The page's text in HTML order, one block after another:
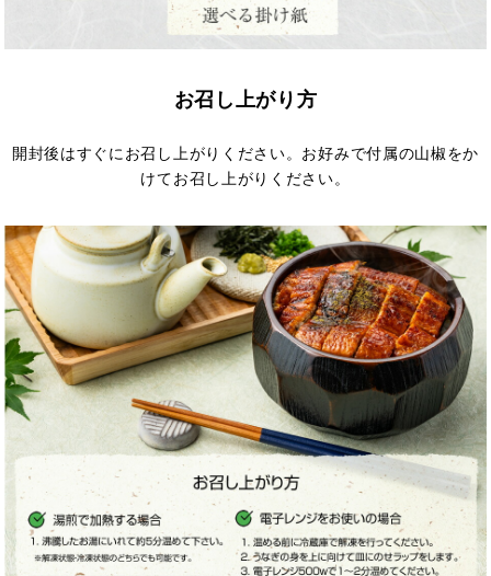
お召し上がり方
開封後はすぐにお召し上がりください。お好みで付属の山椒をか
けてお召し上がりください。